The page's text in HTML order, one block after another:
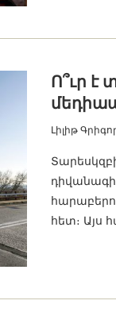
Ո՞ւր է
Լիլիթ
հետ։ Այս